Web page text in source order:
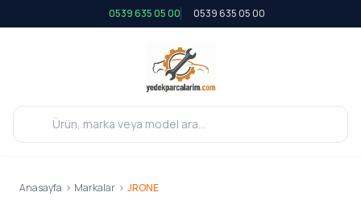
0539 635 05 00 0539 635 05 00
Anasayfa > Markalar > JRONE